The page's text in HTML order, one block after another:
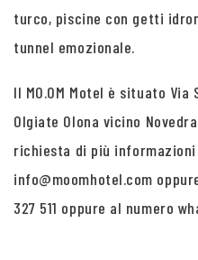
turco, piscine con getti
tunnel emozionale.
Il MO.OM Motel è situato Via
Olgiate Olona vicino
richiesta di più informazioni
info@moomhotel.com
327 511 oppure al numero